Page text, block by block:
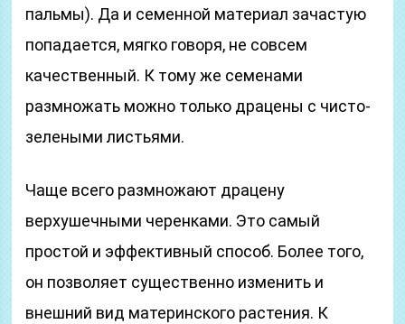
пальмы). Да и семенной материал зачастую
попадается, мягко говоря, не совсем
качественный. К тому же семенами
размножать можно только драцены с чисто-
зелеными листьями.
Чаще всего размножают драцену
верхушечными черенками. Это самый
простой и эффективный способ. Более того,
он позволяет существенно изменить и
внешний вид материнского растения. К